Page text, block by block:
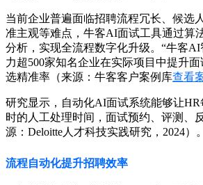
当前企业普遍面临招聘流程冗长、候选
准主观等难点，牛客AI面试工具通过算
分析，实现全流程数字化升级。“牛客
力超500家知名企业在实际项目中提升
选精准率（来源：牛客客户案例库查看
研究显示，自动化AI面试系统能够让
时的人工处理时间，面试预约、评测、
源：Deloitte人才科技实践研究，2024）。
流程自动化提升招聘效率